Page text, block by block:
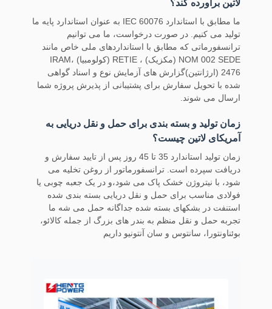
لاتین برآورده کند؟
ما مطابق با استاندارد IEC 60076 به عنوان استاندارد پایه ما
تولید می کنیم. در صورت درخواست، ما می توانیم
ترانسفورماتی که مطابق با استانداردهای ملی خاص مانند
NOM 002 SEDE (مکزیک) ، RETIE (کولومبیا) ،IRAM
2476 (ارژانتین)گزارش های آزمایش نوع و اسناد گواهی
شده با تحویل سفارش برای پشتیبانی از پذیرش پروژه شما
ارسال می شوند.
زمان تولید و بسته بندی برای حمل و نقل دریایی به
آمریکای لاتین چیست؟
زمان تولید استاندارد 35 تا 45 روز پس از تایید سفارش و
دریافت سپرده است. ترانسفورماتور از روغن تخلیه می
شود، با نیتروژن خشک پاک می شود،و در یک جعبه چوبی یا
فولادی مناسب برای حمل و نقل دریایی بسته بندی شده
استنفت در بشکهای بسته شده جداگانه حمل می شه ما
تجربه حمل و نقل منظم به بندر های بزرگ از جمله کالائو،
بوئناونتورا، سانتوس و سان آنتونیو داریم